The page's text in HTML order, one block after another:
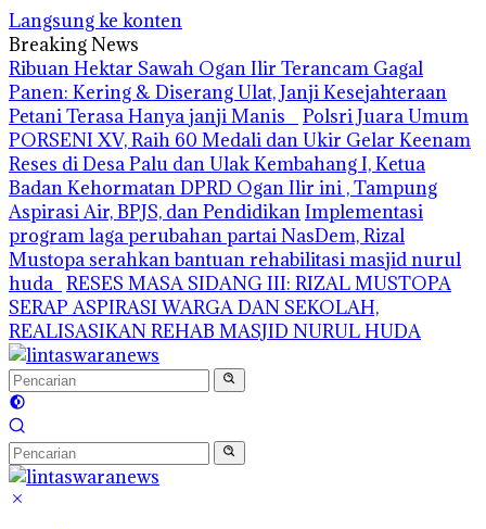
Langsung ke konten
Breaking News
Ribuan Hektar Sawah Ogan Ilir Terancam Gagal
Panen: Kering & Diserang Ulat, Janji Kesejahteraan
Petani Terasa Hanya janji Manis
Polsri Juara Umum
PORSENI XV, Raih 60 Medali dan Ukir Gelar Keenam
Reses di Desa Palu dan Ulak Kembahang I, Ketua
Badan Kehormatan DPRD Ogan Ilir ini , Tampung
Aspirasi Air, BPJS, dan PendidikanImplementasi
program laga perubahan partai NasDem, Rizal
Mustopa serahkan bantuan rehabilitasi masjid nurul
huda RESES MASA SIDANG III: RIZAL MUSTOPA
SERAP ASPIRASI WARGA DAN SEKOLAH,
REALISASIKAN REHAB MASJID NURUL HUDA